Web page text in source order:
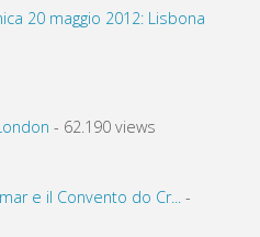
20 maggio 2012: Lisbona
- 62.190 views
e il Convento do Cr...-